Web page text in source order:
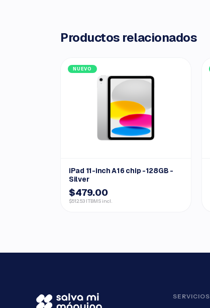
Productos relacionados
NUEVO
iPad 11-inch A16 chip -128GB -
Silver
$479.00
$512.53 ITBMS incl.
SERVICIOS